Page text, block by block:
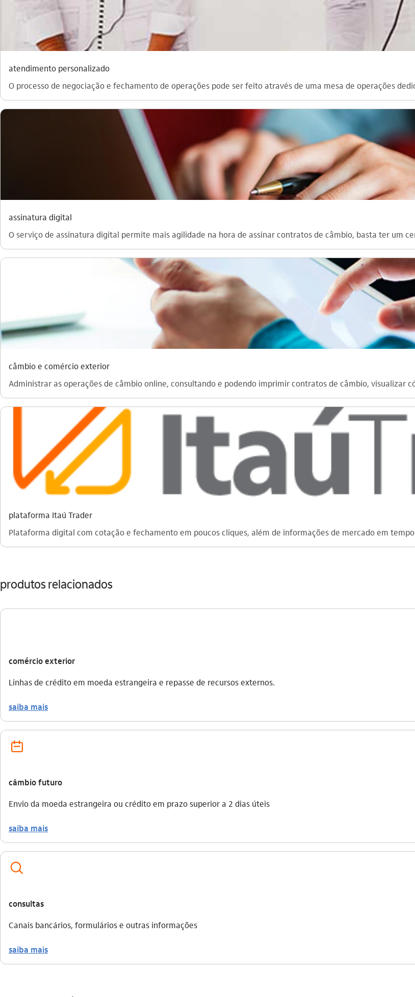
atendimento personalizado
O processo de negociação e fechamento de operações pode ser feito através de uma mesa de operações
assinatura digital
O serviço de assinatura digital permite mais agilidade na hora de assinar contratos de câmbio, basta ter um
câmbio e comércio exterior
Administrar as operações de câmbio online, consultando e podendo imprimir contratos de câmbio, visualizar
plataforma Itaú Trader
Plataforma digital com cotação e fechamento em poucos cliques, além de informações de mercado em
produtos relacionados
comércio exterior
Linhas de crédito em moeda estrangeira e repasse de recursos externos.
saiba mais
calendario_outline
câmbio futuro
Envio da moeda estrangeira ou crédito em prazo superior a 2 dias úteis
saiba mais
busca_outline
consultas
Canais bancários, formulários e outras informações
saiba mais